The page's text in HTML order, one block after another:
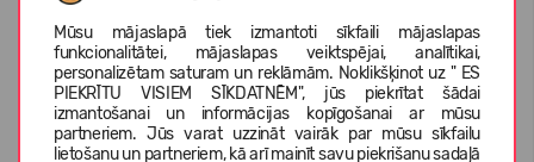
Mūsu mājaslapā tiek izmantoti sīkfaili mājaslapas
funkcionalitātei, mājaslapas veiktspējai, analītikai,
personalizētam saturam un reklāmām. Noklikšķinot uz " ES
PIEKRĪTU VISIEM SĪKDATNĒM", jūs piekrītat šādai
izmantošanai un informācijas kopīgošanai ar mūsu
partneriem. Jūs varat uzzināt vairāk par mūsu sīkfailu
lietošanu un partneriem, kā arī mainīt savu piekrišanu sadaļā
KOPŠANAS INSTRUKCIJA
IZMĒRU TABULA